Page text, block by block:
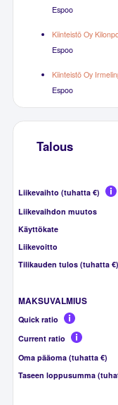
Espoo
Kiinteistö Oy
Espoo
Kiinteistö Oy
Espoo
Talous
Liikevaihto (tuhatta €)
Liikevaihdon muutos
Käyttökate
Liikevoitto
Tilikauden tulos (tuhatta €)
MAKSUVALMIUS
Quick ratio
Current ratio
Oma pääoma (tuhatta €)
Taseen loppusumma